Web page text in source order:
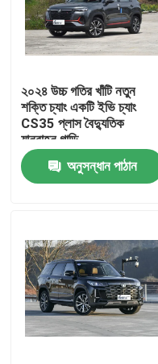
পণ্য
আমাদের সম্পর্কে
২০২৪ উচ্চ গতির খাঁটি নতুন
শক্তি চ্যাং একটি ইভি চ্যাং
CS35 প্লাস বৈদ্যুতিক
যানবাহন গাড়ি
অনুসন্ধান পাঠান